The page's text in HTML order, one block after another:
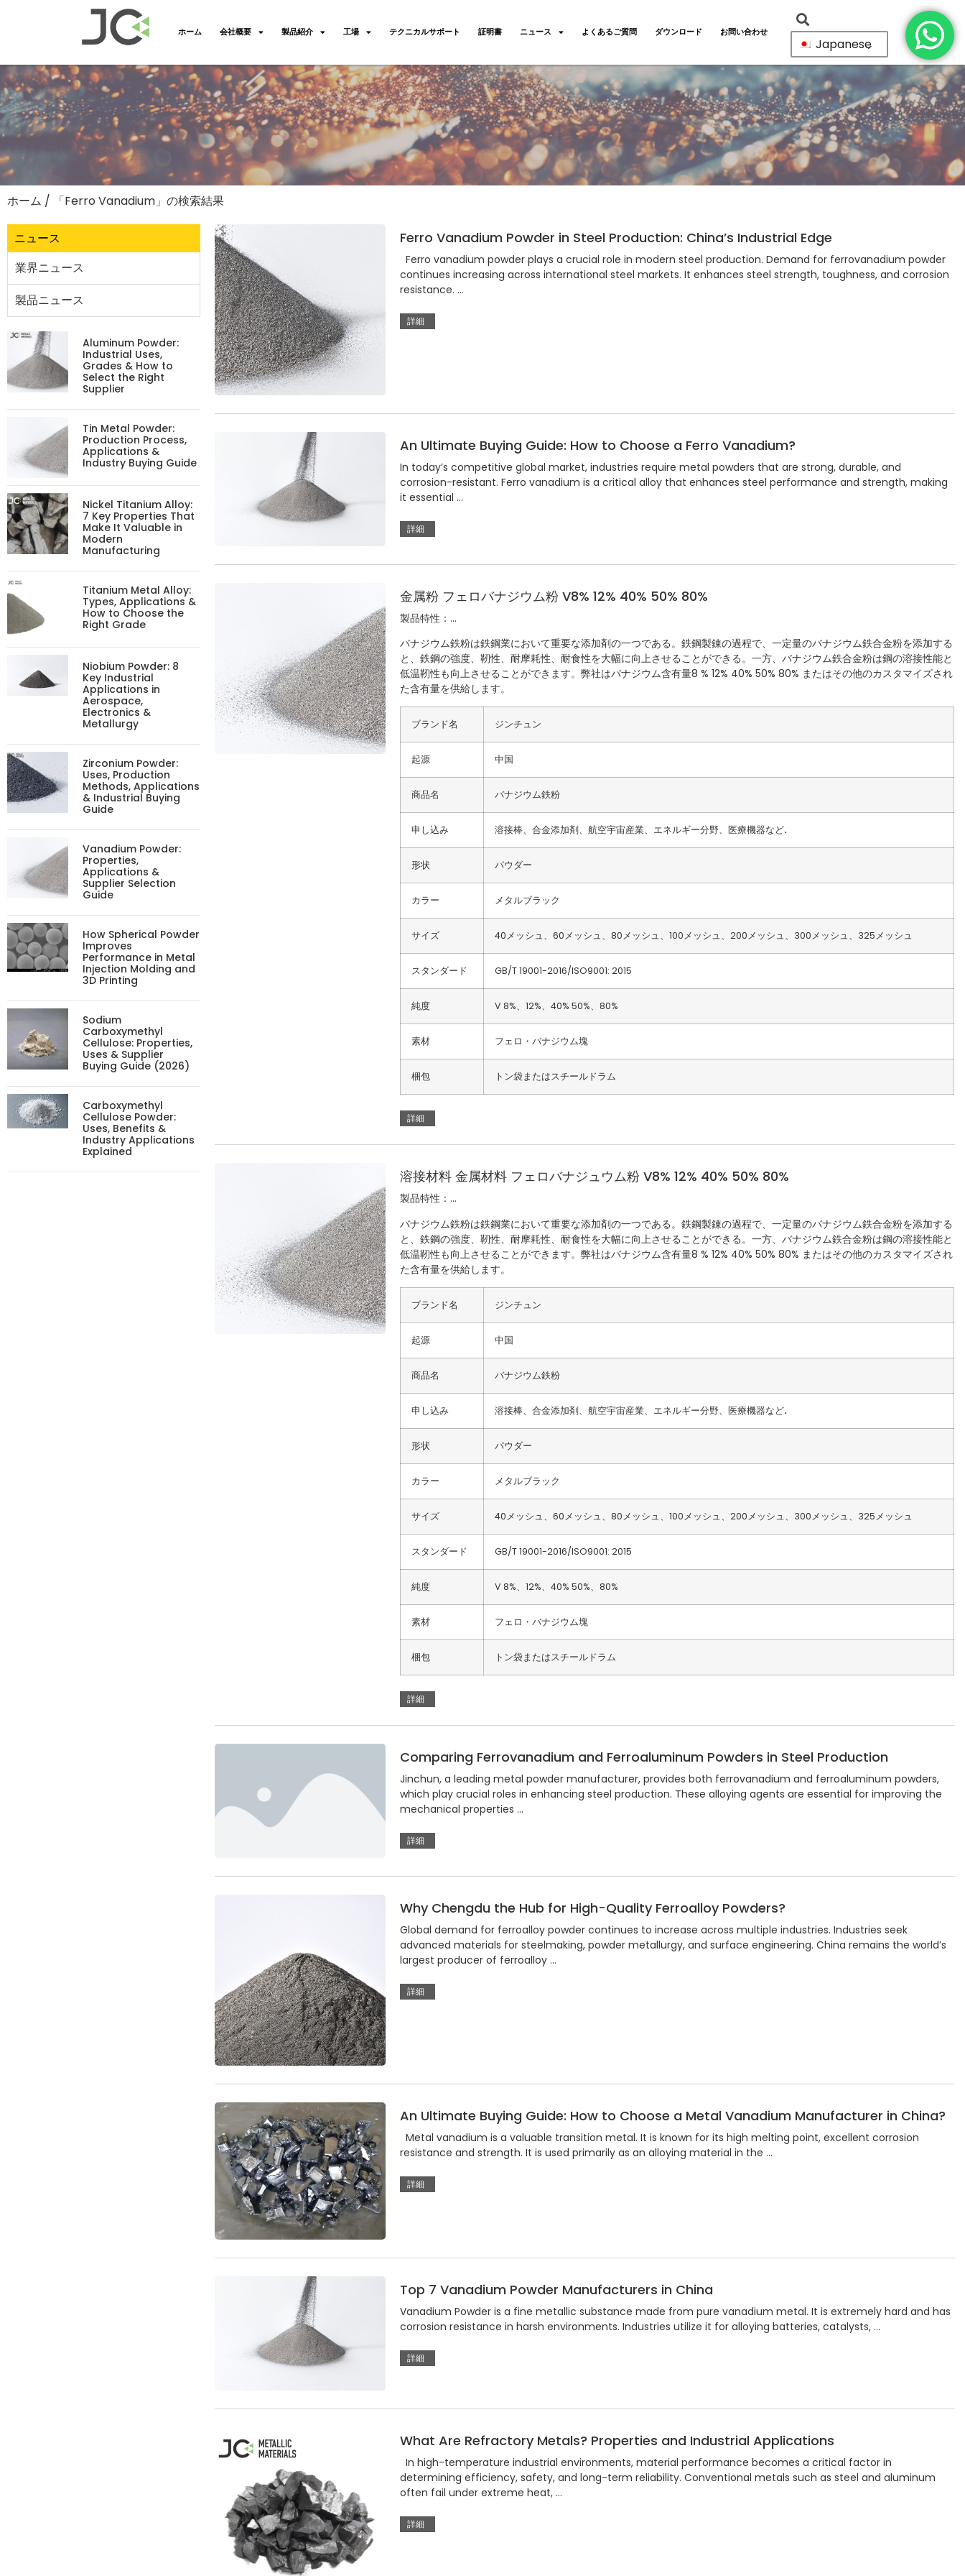
ホーム 会社概要 製品紹介 工場 テクニカルサポート 証明書 ニュース よくあるご質問 ダウンロード お問い合わせ
Japanese
ホーム / 「Ferro Vanadium」の検索結果
ニュース
業界ニュース
製品ニュース
Aluminum Powder:
Industrial Uses,
Grades & How to
Select the Right
Supplier
Tin Metal Powder:
Production Process,
Applications &
Industry Buying Guide
Nickel Titanium Alloy:
7 Key Properties That
Make It Valuable in
Modern
Manufacturing
Titanium Metal Alloy:
Types, Applications &
How to Choose the
Right Grade
Niobium Powder: 8
Key Industrial
Applications in
Aerospace,
Electronics &
Metallurgy
Zirconium Powder:
Uses, Production
Methods, Applications
& Industrial Buying
Guide
Vanadium Powder:
Properties,
Applications &
Supplier Selection
Guide
How Spherical Powder
Improves
Performance in Metal
Injection Molding and
3D Printing
Sodium
Carboxymethyl
Cellulose: Properties,
Uses & Supplier
Buying Guide (2026)
Carboxymethyl
Cellulose Powder:
Uses, Benefits &
Industry Applications
Explained
Ferro Vanadium Powder in Steel Production: China’s Industrial Edge
Ferro vanadium powder plays a crucial role in modern steel production. Demand for ferrovanadium powder
continues increasing across international steel markets. It enhances steel strength, toughness, and corrosion
resistance. …
詳細
An Ultimate Buying Guide: How to Choose a Ferro Vanadium?
In today’s competitive global market, industries require metal powders that are strong, durable, and
corrosion-resistant. Ferro vanadium is a critical alloy that enhances steel performance and strength, making
it essential …
詳細
金属粉 フェロバナジウム粉 V8% 12% 40% 50% 80%
製品特性：...
バナジウム鉄粉は鉄鋼業において重要な添加剤の一つである。鉄鋼製錬の過程で、一定量のバナジウム鉄合金粉を添加する
と、鉄鋼の強度、靭性、耐摩耗性、耐食性を大幅に向上させることができる。一方、バナジウム鉄合金粉は鋼の溶接性能と
低温靭性も向上させることができます。弊社はバナジウム含有量8 % 12% 40% 50% 80% またはその他のカスタマイズされ
た含有量を供給します。
ブランド名 ジンチュン
起源 中国
商品名 バナジウム鉄粉
申し込み 溶接棒、合金添加剤、航空宇宙産業、エネルギー分野、医療機器など.
形状 パウダー
カラー メタルブラック
サイズ 40メッシュ、60メッシュ、80メッシュ、100メッシュ、200メッシュ、300メッシュ、325メッシュ
スタンダード GB/T 19001-2016/ISO9001: 2015
純度 V 8%、12%、40% 50%、80%
素材 フェロ・バナジウム塊
梱包 トン袋またはスチールドラム
詳細
溶接材料 金属材料 フェロバナジュウム粉 V8% 12% 40% 50% 80%
製品特性：...
バナジウム鉄粉は鉄鋼業において重要な添加剤の一つである。鉄鋼製錬の過程で、一定量のバナジウム鉄合金粉を添加する
と、鉄鋼の強度、靭性、耐摩耗性、耐食性を大幅に向上させることができる。一方、バナジウム鉄合金粉は鋼の溶接性能と
低温靭性も向上させることができます。弊社はバナジウム含有量8 % 12% 40% 50% 80% またはその他のカスタマイズされ
た含有量を供給します。
ブランド名 ジンチュン
起源 中国
商品名 バナジウム鉄粉
申し込み 溶接棒、合金添加剤、航空宇宙産業、エネルギー分野、医療機器など.
形状 パウダー
カラー メタルブラック
サイズ 40メッシュ、60メッシュ、80メッシュ、100メッシュ、200メッシュ、300メッシュ、325メッシュ
スタンダード GB/T 19001-2016/ISO9001: 2015
純度 V 8%、12%、40% 50%、80%
素材 フェロ・バナジウム塊
梱包 トン袋またはスチールドラム
詳細
Comparing Ferrovanadium and Ferroaluminum Powders in Steel Production
Jinchun, a leading metal powder manufacturer, provides both ferrovanadium and ferroaluminum powders,
which play crucial roles in enhancing steel production. These alloying agents are essential for improving the
mechanical properties …
詳細
Why Chengdu the Hub for High-Quality Ferroalloy Powders?
Global demand for ferroalloy powder continues to increase across multiple industries. Industries seek
advanced materials for steelmaking, powder metallurgy, and surface engineering. China remains the world’s
largest producer of ferroalloy …
詳細
An Ultimate Buying Guide: How to Choose a Metal Vanadium Manufacturer in China?
Metal vanadium is a valuable transition metal. It is known for its high melting point, excellent corrosion
resistance and strength. It is used primarily as an alloying material in the …
詳細
Top 7 Vanadium Powder Manufacturers in China
Vanadium Powder is a fine metallic substance made from pure vanadium metal. It is extremely hard and has
corrosion resistance in harsh environments. Industries utilize it for alloying batteries, catalysts, …
詳細
What Are Refractory Metals? Properties and Industrial Applications
In high-temperature industrial environments, material performance becomes a critical factor in
determining efficiency, safety, and long-term reliability. Conventional metals such as steel and aluminum
often fail under extreme heat, …
詳細